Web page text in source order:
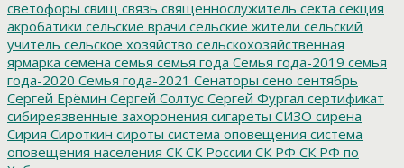
светофоры свищ связь священнослужитель секта секция
акробатики сельские врачи сельские жители сельский
учитель сельское хозяйство сельскохозяйственная
ярмарка семена семья семья года Семья года-2019 семья
года-2020 Семья года-2021 Сенаторы сено сентябрь
Сергей Ерёмин Сергей Солтус Сергей Фургал сертификат
сибиреязвенные захоронения сигареты СИЗО сирена
Сирия Сироткин сироты система оповещения система
оповещения населения СК СК России СК РФ СК РФ по